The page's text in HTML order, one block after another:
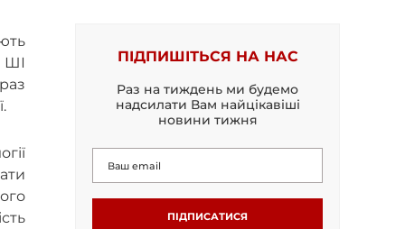
ШІ
ПІДПИШІТЬСЯ НА НАС
Раз на тиждень ми будемо
надсилати Вам найцікавіші
новини тижня
ПІДПИСАТИСЯ